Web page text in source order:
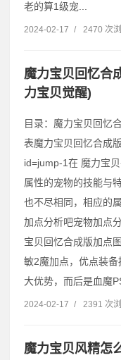
老的算1级宠...
2024-02-17 / 2470 次
魔力宝贝回忆合
力宝贝觉醒)
目录：魔力宝贝回忆
表魔力宝贝回忆合成
id=jump-1在 魔力宝
属性的宠物的技能与
也不尽相同，相应的
加点分析吧宠物加点
宝贝回忆合成版加点
敏2魔加点，优点装
大优势，而后是血魔
2024-02-17 / 2391 次
魔力宝贝风精怎